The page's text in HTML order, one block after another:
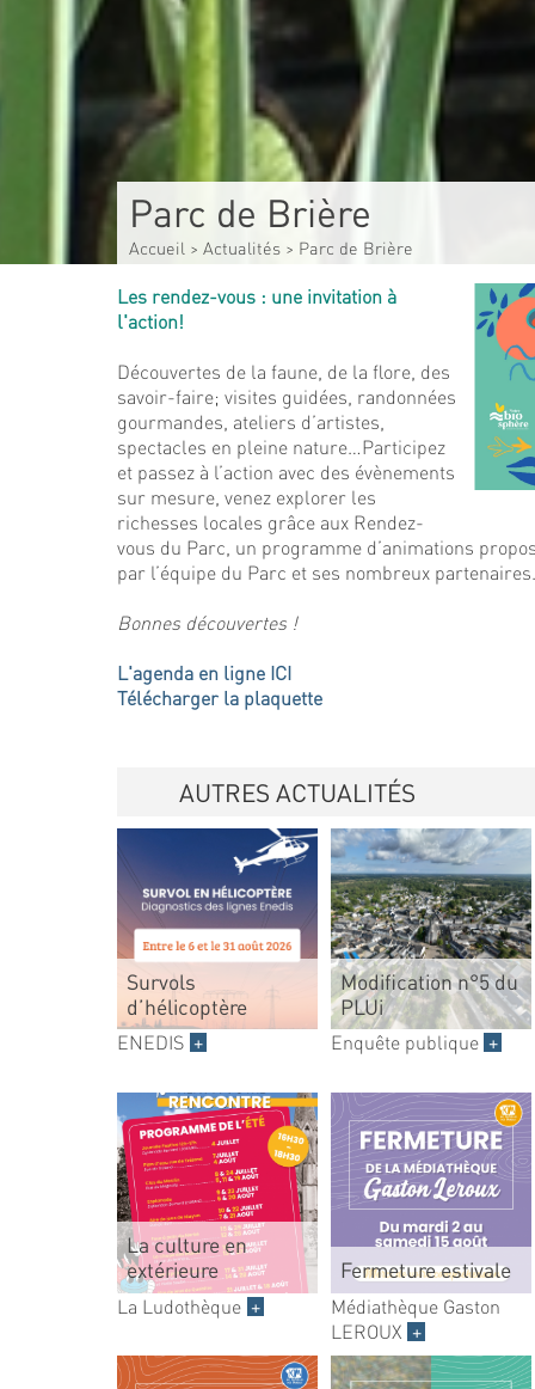
Parc de Brière
Accueil > Actualités> Parc de Brière
Les rendez-vous : une invitation à
l'action!
Découvertes de la faune, de la flore, des
savoir-faire; visites guidées, randonnées
gourmandes, ateliers d’artistes,
spectacles en pleine nature…Participez
et passez à l’action avec des évènements
sur mesure, venez explorer les
richesses locales grâce aux Rendez-
vous du Parc, un programme d’animations
par l’équipe du Parc et ses nombreux partenaires.
Bonnes découvertes !
L'agenda en ligne ICI
Télécharger la plaquette
AUTRES ACTUALITÉS
Survols
d’hélicoptère
ENEDIS +
Modification n°5 du
PLUi
Enquête publique +
La culture en
extérieure
La Ludothèque +
Fermeture estivale
Médiathèque Gaston
LEROUX +